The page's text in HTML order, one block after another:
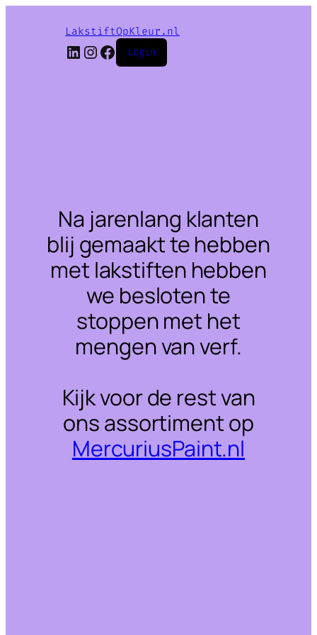
LakstiftOpKleur.nl
LinkedIn
Instagram
Facebook
Login
Na jarenlang klanten
blij gemaakt te hebben
met lakstiften hebben
we besloten te
stoppen met het
mengen van verf.
Kijk voor de rest van
ons assortiment op
MercuriusPaint.nl